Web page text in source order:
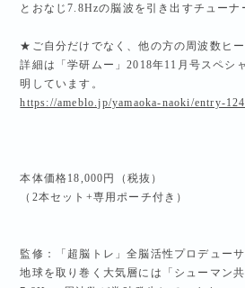
とおなじ7.8Hzの脳波を引き出すチューナ
★ご自分だけでなく、他の方の周波数ヒー
詳細は「学研ムー」2018年11月号スペシ
明しています。
https://ameblo.jp/yamaoka-naoki/entry-
本体価格18,000円（税抜）
（2本セット+専用ポーチ付き）
監修：「超脳トレ」全脳活性プロデュー
地球を取り巻く大気層には「シューマン